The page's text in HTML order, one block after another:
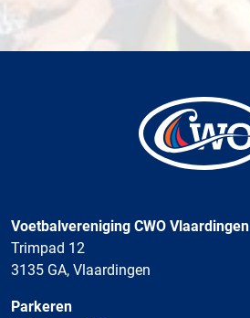
Voetbalvereniging CWO Vlaardingen
Trimpad 12
3135 GA, Vlaardingen
Parkeren